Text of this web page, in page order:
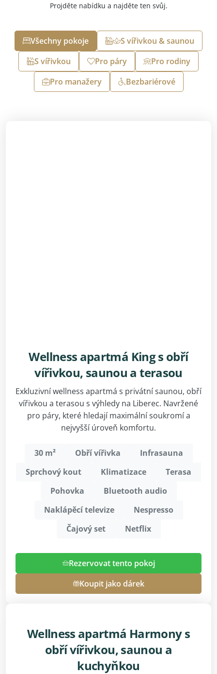
Projděte nabídku a najděte ten svůj.
Všechny pokoje
S vířivkou & saunou
S vířivkou
Pro páry
Pro rodiny
Pro manažery
Bezbariérové
Wellness apartmá King s obří
vířivkou, saunou a terasou
Exkluzivní wellness apartmá s privátní saunou, obří
vířivkou a terasou s výhledy na Liberec. Navržené
pro páry, které hledají maximální soukromí a
nejvyšší úroveň komfortu.
30 m² Obří vířivka
Infrasauna
Sprchový kout
Klimatizace
Terasa
Pohovka
Bluetooth audio
Naklápěcí televize
Nespresso
Čajový set
Netflix
Rezervovat tento pokoj
Koupit jako dárek
Wellness apartmá Harmony s
obří vířivkou, saunou a
kuchyňkou